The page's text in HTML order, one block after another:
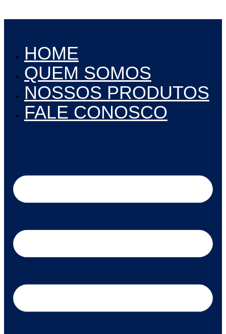
HOME
QUEM SOMOS
NOSSOS PRODUTOS
FALE CONOSCO